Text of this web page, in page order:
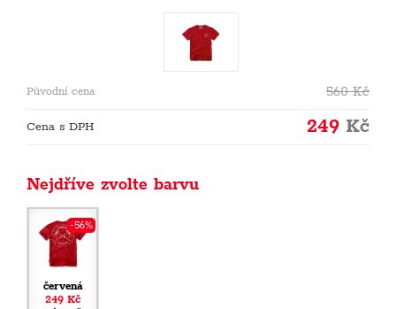
Původní cena 560Kč
Cena s DPH 249 Kč
Nejdříve zvolte barvu
-56%
červená
249 Kč